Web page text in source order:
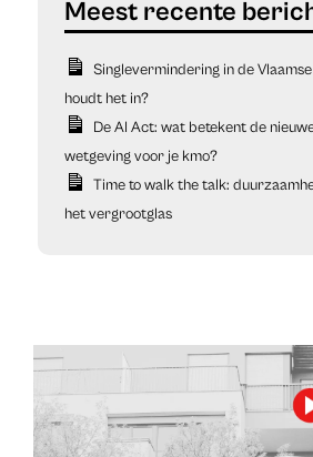
Singlevermindering in de
houdt het in?
De AI Act: wat betekent de
wetgeving voor je kmo?
Time to walk the talk:
het vergrootglas